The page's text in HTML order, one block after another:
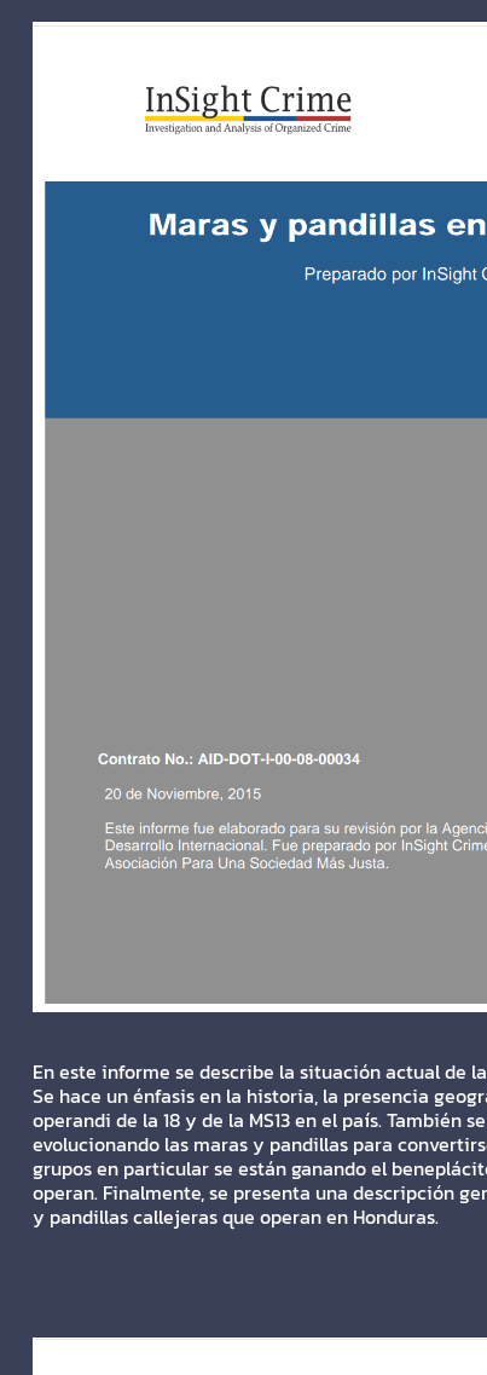
En este informe se describe la situación actual de
Se hace un énfasis en la historia, la presencia
operandi de la 18 y de la MS13 en el país. También
evolucionando las maras y pandillas para
grupos en particular se están ganando el
operan. Finalmente, se presenta una descripción
y pandillas callejeras que operan en Honduras.